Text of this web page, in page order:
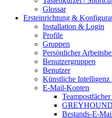
Glossar
Ersteinrichtung &
Installation & Login
Profile
Gruppen
Persönlicher
Benutzergruppen
Benutzer
Künstliche
E-Mail-Konten
Bestands-E-